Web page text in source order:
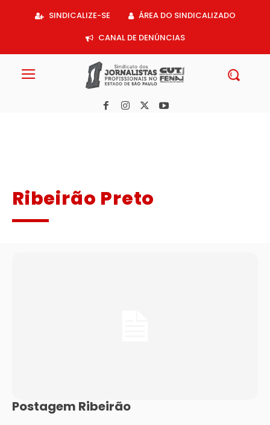
SINDICALIZE-SE
ÁREA DO SINDICALIZADO
CANAL DE DENÚNCIAS
Ribeirão Preto
Postagem Ribeirão